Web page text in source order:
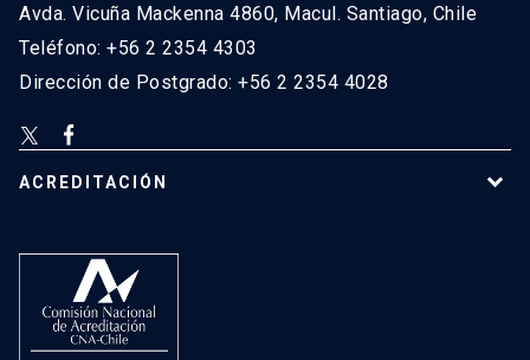
Avda. Vicuña Mackenna 4860, Macul. Santiago, Chile
Teléfono: +56 2 2354 4303
Dirección de Postgrado: +56 2 2354 4028
ACREDITACIÓN